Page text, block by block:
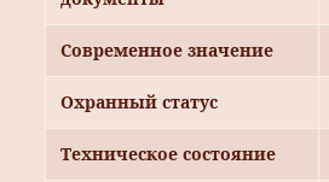
Современное значение
Охранный статус
Техническое состояние